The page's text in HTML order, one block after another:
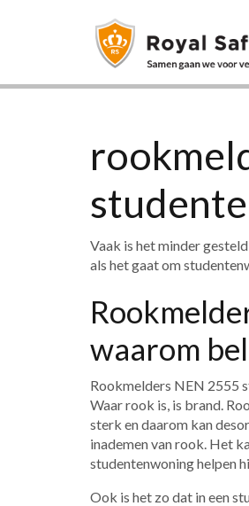
Vaak is het minder
als het gaat om
waarom
Rookmelders NEN 2555
Waar rook is, is brand.
sterk en daarom kan
inademen van rook. Het
studentenwoning helpen
Ook is het zo dat in een